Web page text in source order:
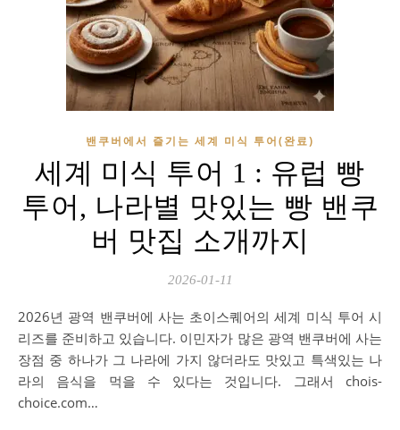
밴쿠버에서 즐기는 세계 미식 투어(완료)
세계 미식 투어 1 : 유럽 빵
투어, 나라별 맛있는 빵 밴쿠
버 맛집 소개까지
2026-01-11
2026년 광역 밴쿠버에 사는 초이스퀘어의 세계 미식 투어 시
리즈를 준비하고 있습니다. 이민자가 많은 광역 밴쿠버에 사는
장점 중 하나가 그 나라에 가지 않더라도 맛있고 특색있는 나
라의 음식을 먹을 수 있다는 것입니다. 그래서 chois-
choice.com…